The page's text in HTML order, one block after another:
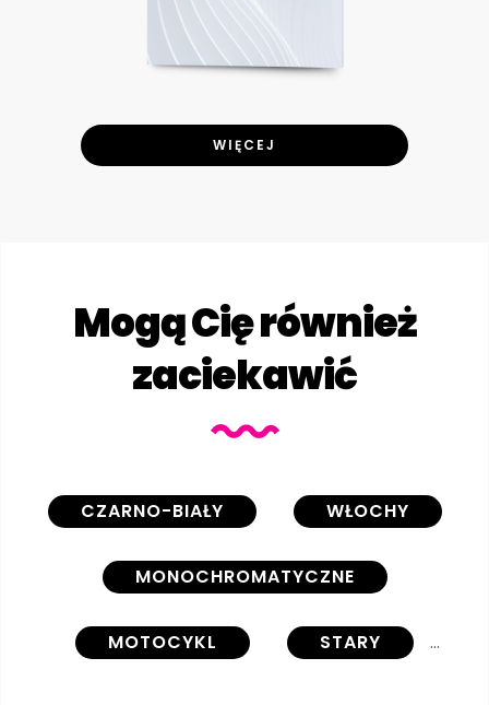
WIĘCEJ
Mogą Cię również
zaciekawić
CZARNO-BIAŁY WŁOCHY
MONOCHROMATYCZNE
MOTOCYKL STARY